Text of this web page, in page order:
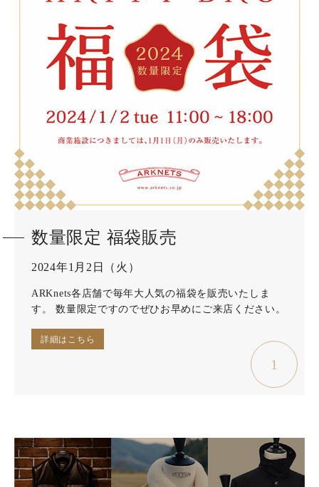
数量限定 福袋販売
2024年1月2日（火）
ARKnets各店舗で毎年大人気の福袋を販売いたしま
す。 数量限定ですのでぜひお早めにご来店ください。
詳細はこちら
1